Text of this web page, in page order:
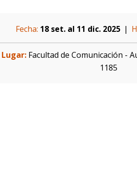
Fecha: 18 set. al 11 dic. 2025
Lugar: Facultad de Comunicación -
1185